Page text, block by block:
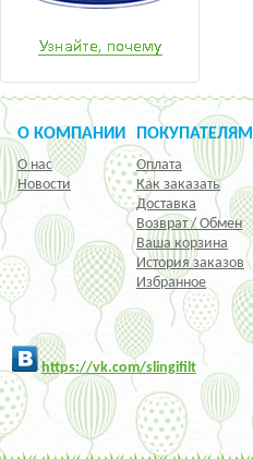
О КОМПАНИИ
О нас
Новости
ПОКУПАТЕЛЯМ
Оплата
Как заказать
Доставка
Возврат / Обмен
Ваша корзина
История заказов
Избранное
https://vk.com/slingifilt